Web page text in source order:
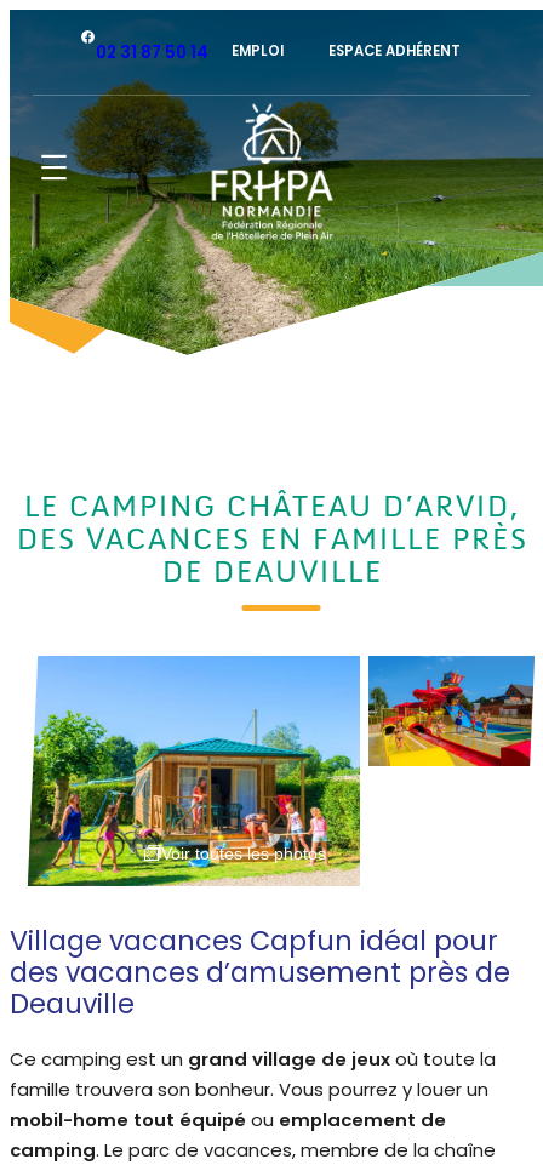
Facebook
02 31 87 50 14 EMPLOI ESPACE ADHÉRENT
LE CAMPING CHÂTEAU D’ARVID,
DES VACANCES EN FAMILLE PRÈS
DE DEAUVILLE
Voir toutes les photos
Village vacances Capfun idéal pour
des vacances d’amusement près de
Deauville
Ce camping est un grand village de jeuxoù toute la
famille trouvera son bonheur. Vous pourrez y louer un
mobil-home tout équipé ou emplacement de
camping. Le parc de vacances, membre de la chaîne